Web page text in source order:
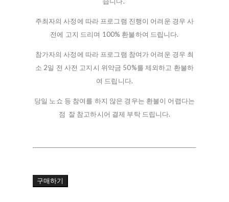
주최자의 사정에 따라 프로그램 진행이 어려운 경우 사
전에 고지 드리며 100% 환불하여 드립니다.
참가자의 사정에 따라 프로그램 참여가 어려운 경우 최
소 2일 전 사전 고지시 위약금 50%를 제외하고 환불하
여 드립니다.
당일 노쇼 등 참여를 하지 않은 경우는 환불이 어렵다는
점 잘 참고하시어 결제 부탁 드립니다.
구매하기